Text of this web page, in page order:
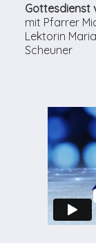
Gottesdienst
mit Pfarrer
Lektorin
Scheuner